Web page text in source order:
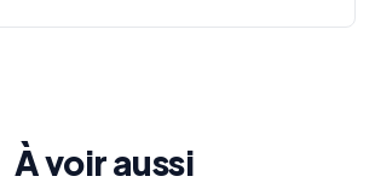
À voir aussi